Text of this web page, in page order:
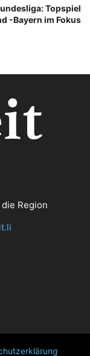
Topspiel
-Bayern im Fokus
Region